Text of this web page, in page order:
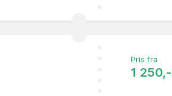
Pris fra
1 250,-